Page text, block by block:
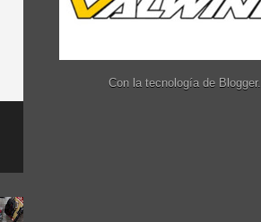
Con la tecnología de Blogger.